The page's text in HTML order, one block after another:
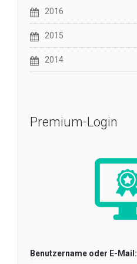
2016
2015
2014
Premium-Login
Benutzername oder E-Mail: